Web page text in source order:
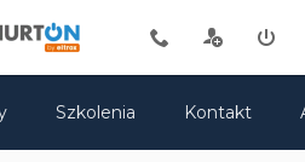
Szkolenia Kontakt